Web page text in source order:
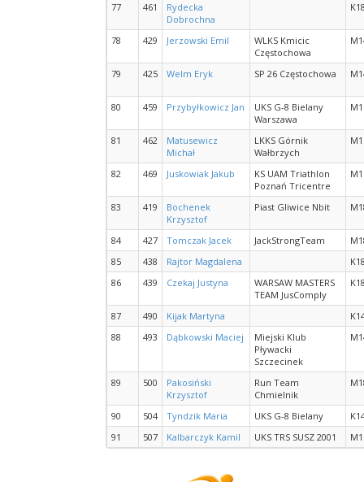
77 461
Rydecka
Dobrochna
78 429 Jerzowski Emil
WLKS Kmicic
Częstochowa
79 425 Welm Eryk SP 26 Częstochowa
80 459 Przybyłkowicz Jan
UKS G-8 Bielany
Warszawa
81 462
Matusewicz
Michał
LKKS Górnik
Wałbrzych
82 469 Juskowiak Jakub
KS UAM Triathlon
Poznań Tricentre
83 419
Bochenek
Krzysztof
Piast Gliwice Nbit
84 427 Tomczak Jacek JackStrongTeam
85
438 Rajtor Magdalena
86
439 Czekaj Justyna
WARSAW MASTERS
TEAM JusComply
87 490 Kijak Martyna
88
493 Dąbkowski Maciej
Miejski Klub
Pływacki
Szczecinek
89 500
Pakosiński
Krzysztof
Run Team
Chmielnik
90 504 Tyndzik Maria UKS G-8 Bielany
91
507 Kalbarczyk Kamil UKS TRS SUSZ 2001